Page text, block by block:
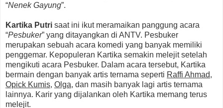
“Nenek Gayung”.
Kartika Putri saat ini ikut meramaikan panggung acara
“Pesbuker” yang ditayangkan di ANTV. Pesbuker
merupakan sebuah acara komedi yang banyak memiliki
penggemar. Kepopuleran Kartika semakin melejit setelah
mengikuti acara Pesbuker. Dalam acara tersebut, Kartika
bermain dengan banyak artis ternama seperti Raffi Ahmad,
Opick Kumis, Olga, dan masih banyak lagi artis ternama
lainnya. Karir yang dijalankan oleh Kartika memang terus
melejit.